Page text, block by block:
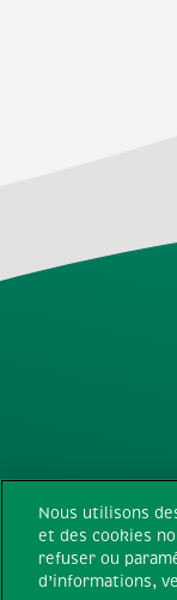
Nous utilisons
et des cookies
refuser ou
d’informations,